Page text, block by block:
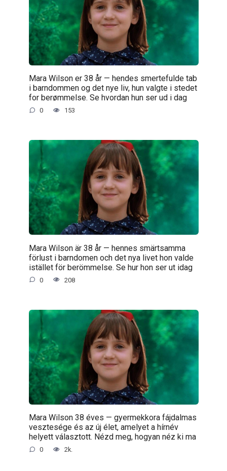
Mara Wilson er 38 år — hendes smertefulde tab
i barndommen og det nye liv, hun valgte i stedet
for berømmelse. Se hvordan hun ser ud i dag
0 153
Mara Wilson är 38 år — hennes smärtsamma
förlust i barndomen och det nya livet hon valde
istället för berömmelse. Se hur hon ser ut idag
0 208
Mara Wilson 38 éves — gyermekkora fájdalmas
vesztesége és az új élet, amelyet a hírnév
helyett választott. Nézd meg, hogyan néz ki ma
0 2k.